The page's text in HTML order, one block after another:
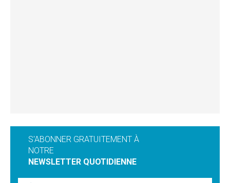
S'ABONNER GRATUITEMENT À
NOTRE
NEWSLETTER QUOTIDIENNE